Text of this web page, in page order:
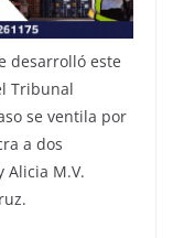
desarrolló este
Tribunal
se ventila por
a dos
Alicia M.V.